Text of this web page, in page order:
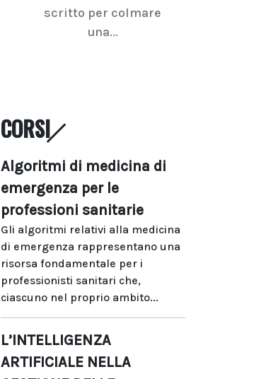
scritto per colmare
una...
CORSI
Algoritmi di medicina di
emergenza per le
professioni sanitarie
Gli algoritmi relativi alla medicina
di emergenza rappresentano una
risorsa fondamentale per i
professionisti sanitari che,
ciascuno nel proprio ambito...
L’INTELLIGENZA
ARTIFICIALE NELLA